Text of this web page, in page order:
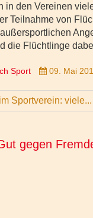
in den Vereinen
Teilnahme von
die Flüchtlinge
Sport 09. Mai
Sportverein: viele...
gegen